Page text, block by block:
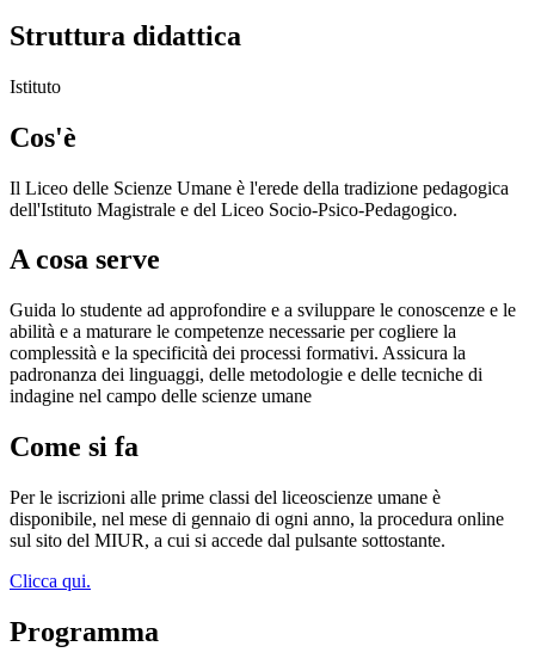
Struttura didattica
Istituto
Cos'è
Il Liceo delle Scienze Umane è l'erede della tradizione pedagogica
dell'Istituto Magistrale e del Liceo Socio-Psico-Pedagogico.
A cosa serve
Guida lo studente ad approfondire e a sviluppare le conoscenze e le
abilità e a maturare le competenze necessarie per cogliere la
complessità e la specificità dei processi formativi. Assicura la
padronanza dei linguaggi, delle metodologie e delle tecniche di
indagine nel campo delle scienze umane
Come si fa
Per le iscrizioni alle prime classi del liceoscienze umane è
disponibile, nel mese di gennaio di ogni anno, la procedura online
sul sito del MIUR, a cui si accede dal pulsante sottostante.
Clicca qui.
Programma